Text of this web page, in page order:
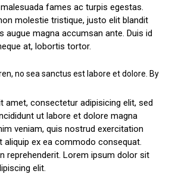
fames ac turpis egestas.
molestie tristique, justo elit blandit
augue magna accumsan ante. Duis id
at, lobortis tortor.
no sea sanctus est labore et dolore. By
amet, consectetur adipisicing elit, sed
ut labore et dolore magna
veniam, quis nostrud exercitation
aliquip ex ea commodo consequat.
reprehenderit. Lorem ipsum dolor sit
elit.